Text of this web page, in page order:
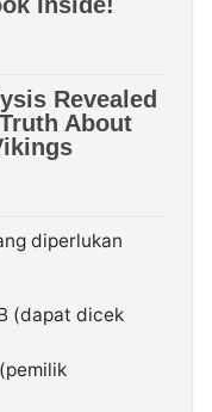
diperlukan
(dapat dicek